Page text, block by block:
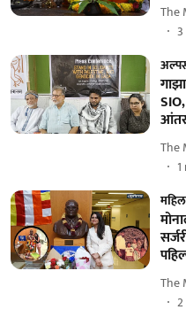
The
3
The
1
The
2